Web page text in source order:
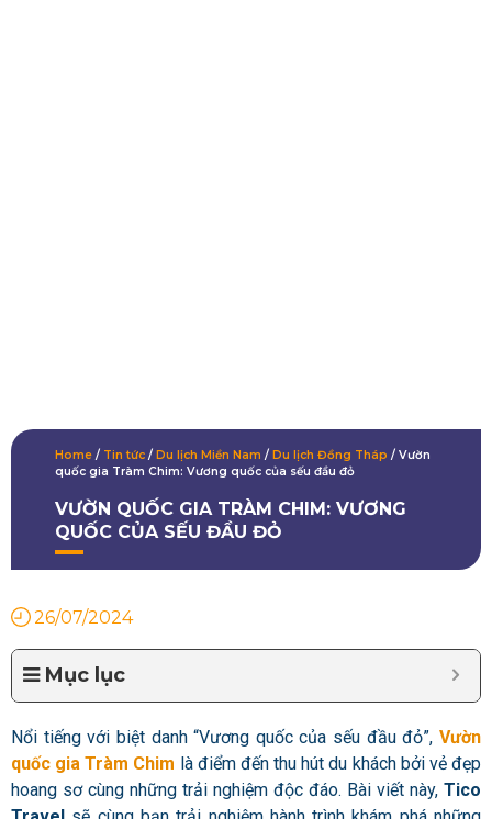
Home / Tin tức / Du lịch Miền Nam / Du lịch Đồng Tháp / Vườn
quốc gia Tràm Chim: Vương quốc của sếu đầu đỏ
VƯỜN QUỐC GIA TRÀM CHIM: VƯƠNG
QUỐC CỦA SẾU ĐẦU ĐỎ
26/07/2024
Mục lục
Nổi tiếng với biệt danh “Vương quốc của sếu đầu đỏ”, Vườn
quốc gia Tràm Chim là điểm đến thu hút du khách bởi vẻ đẹp
hoang sơ cùng những trải nghiệm độc đáo. Bài viết này, Tico